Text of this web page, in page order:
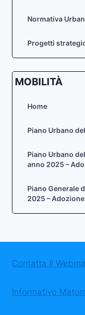
Normativa
Progetti
MOBILITÀ
Home
Piano Urbano
Piano Urbano
anno 2025 –
Piano Generale
2025 – Adozione
Contatta il
Informativo